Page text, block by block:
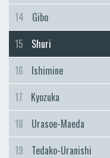
14
Gibo
15
Shuri
16
Ishimine
17
Kyozuka
18
Urasoe-Maeda
19
Tedako-Uranishi